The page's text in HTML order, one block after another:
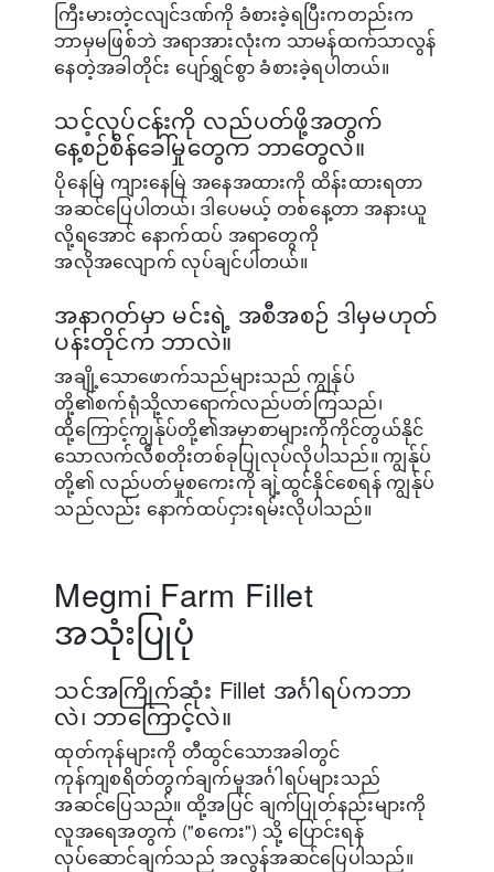
ကြီးမားတဲ့ငလျင်ဒဏ်ကို ခံစားခဲ့ရပြီးကတည်းက
ဘာမှမဖြစ်ဘဲ အရာအားလုံးက သာမန်ထက်သာလွန်
နေတဲ့အခါတိုင်း ပျော်ရွှင်စွာ ခံစားခဲ့ရပါတယ်။
သင့်လုပ်ငန်းကို လည်ပတ်ဖို့အတွက်
နေ့စဉ်စိန်ခေါ်မှုတွေက ဘာတွေလဲ။
ပိုနေမြဲ ကျားနေမြဲ အနေအထားကို ထိန်းထားရတာ
အဆင်ပြေပါတယ်၊ ဒါပေမယ့် တစ်နေ့တာ အနားယူ
လို့ရအောင် နောက်ထပ် အရာတွေကို
အလိုအလျောက် လုပ်ချင်ပါတယ်။
အနာဂတ်မှာ မင်းရဲ့ အစီအစဉ် ဒါမှမဟုတ်
ပန်းတိုင်က ဘာလဲ။
အချို့သောဖောက်သည်များသည် ကျွန်ုပ်
တို့၏စက်ရုံသို့လာရောက်လည်ပတ်ကြသည်၊
ထို့ကြောင့်ကျွန်ုပ်တို့၏အမှာစာများကိုကိုင်တွယ်နိုင်
သောလက်လီစတိုးတစ်ခုပြုလုပ်လိုပါသည်။ ကျွန်ုပ်
တို့၏ လည်ပတ်မှုစကေးကို ချဲ့ထွင်နိုင်စေရန် ကျွန်ုပ်
သည်လည်း နောက်ထပ်ငှားရမ်းလိုပါသည်။
Megmi Farm Fillet
အသုံးပြုပုံ
သင်အကြိုက်ဆုံး Fillet အင်္ဂါရပ်ကဘာ
လဲ၊ ဘာကြောင့်လဲ။
ထုတ်ကုန်များကို တီထွင်သောအခါတွင်
ကုန်ကျစရိတ်တွက်ချက်မှုအင်္ဂါရပ်များသည်
အဆင်ပြေသည်။ ထို့အပြင် ချက်ပြုတ်နည်းများကို
လူအရေအတွက် ("စကေး") သို့ ပြောင်းရန်
လုပ်ဆောင်ချက်သည် အလွန်အဆင်ပြေပါသည်။